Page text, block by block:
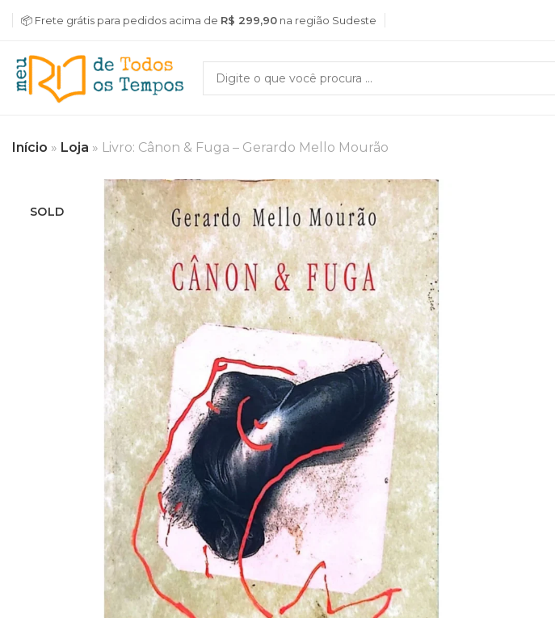
📦 Frete grátis para pedidos acima de R$ 299,90 na região Sudeste
Início » Loja » Livro: Cânon & Fuga – Gerardo Mello Mourão
SOLD